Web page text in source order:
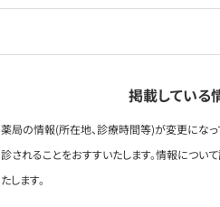
掲載している
薬局の情報(所在地、診療時間等)が変更にな
診されることをおすすいたします。情報につい
たします。